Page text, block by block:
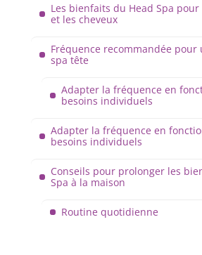
Les bienfaits du Head Spa
et les cheveux
Fréquence recommandée pour
spa tête
Adapter la fréquence en
besoins individuels
Adapter la fréquence en
besoins individuels
Conseils pour prolonger les
Spa à la maison
Routine quotidienne